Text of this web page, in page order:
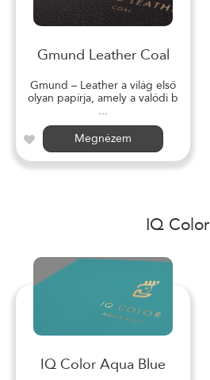
Gmund Leather Coal
Gmund – Leather a világ első
olyan papírja, amely a valódi b
...
Megnézem
IQ Color
IQ Color Aqua Blue